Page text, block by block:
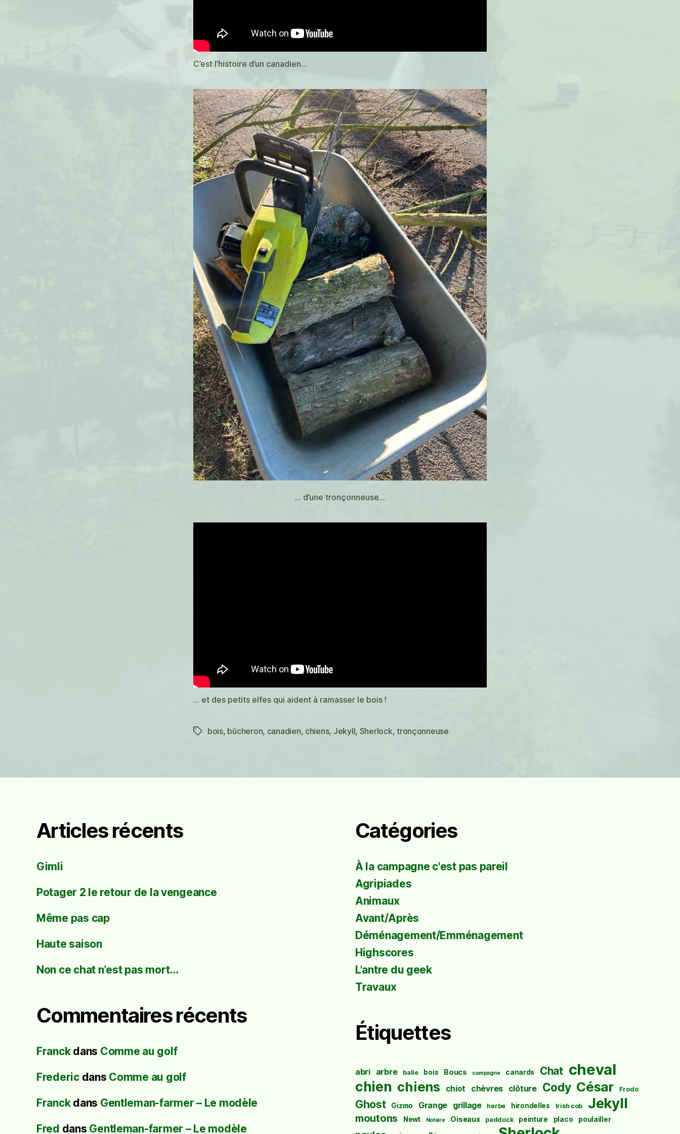
C’est l’histoire d’un canadien…
… d’une tronçonneuse…
… et des petits elfes qui aident à ramasser le bois !
Étiquettes
bois, bûcheron, canadien, chiens, Jekyll, Sherlock,tronçonneuse
Articles récents
Gimli
Potager 2 le retour de la vengeance
Même pas cap
Haute saison
Non ce chat n’est pas mort…
Commentaires récents
Franckdans Comme au golf
Fredericdans Comme au golf
Franckdans Gentleman-farmer – Le modèle
Fred dans Gentleman-farmer – Le modèle
Catégories
À la campagne c'est pas pareil
Agripiades
Animaux
Avant/Après
Déménagement/Emménagement
Highscores
L'antre du geek
Travaux
Étiquettes
abri arbre balle bois Boucs campagne canards Chat cheval
chien chiens chiot chèvres clôture Cody César Frodo
Ghost Gizmo Grange grillage herbe hirondelles Irish cob Jekyll
moutons Newt Notaire Oiseaux paddock peinture placo poulailler